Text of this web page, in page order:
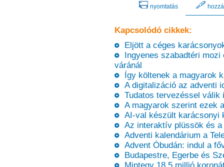
nyomtatás
Kapcsolódó cikkek:
Eljött a céges
Ingyenes szabadtéri mozi
váránál
Így költenek a magyarok
A digitalizáció az adventi
Tudatos tervezéssel válik
A magyarok szerint ezek
AI-val készült karácsonyi
Az interaktív plüssök és a
Adventi kalendárium a
Advent Óbudán: indul a
Budapestre, Egerbe és